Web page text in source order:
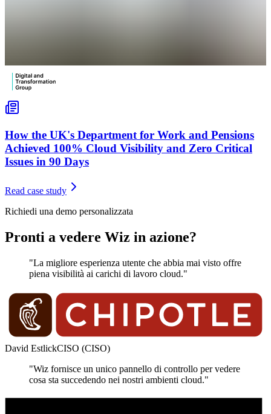
How the UK's Department for Work and Pensions
Achieved 100% Cloud Visibility and Zero Critical
Issues in 90 Days
Read case study
Richiedi una demo personalizzata
Pronti a vedere Wiz in azione?
"La migliore esperienza utente che abbia mai visto offre
piena visibilità ai carichi di lavoro cloud."
David EstlickCISO (CISO)
"Wiz fornisce un unico pannello di controllo per vedere
cosa sta succedendo nei nostri ambienti cloud."